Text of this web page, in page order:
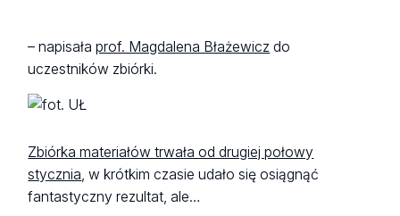
– napisałaprof. Magdalena Błażewicz do
uczestników zbiórki.
Zbiórka materiałów trwała od drugiej połowy
stycznia, w krótkim czasie udało się osiągnąć
fantastyczny rezultat, ale…